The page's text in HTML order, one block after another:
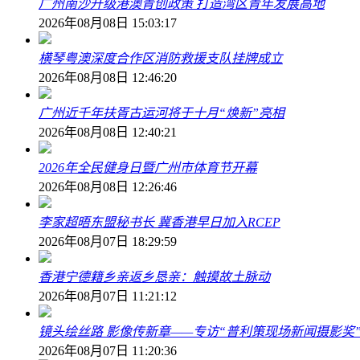
广州南沙升级港澳青创政策 打造湾区青年发展高地
2026年08月08日 15:03:17
横琴粤澳深度合作区消防救援支队挂牌成立
2026年08月08日 12:46:20
广州近千年扶胥古运河将于十月“焕新”亮相
2026年08月08日 12:40:21
2026年全民健身日暨广州市体育节开幕
2026年08月08日 12:26:46
李家超晤东盟秘书长 冀香港早日加入RCEP
2026年08月07日 18:29:59
香港宁德籍乡亲返乡恳亲：触摸故土脉动
2026年08月07日 11:21:12
镜头绘丝路 影像传新章——专访“普利策现场新闻摄影奖
2026年08月07日 11:20:36